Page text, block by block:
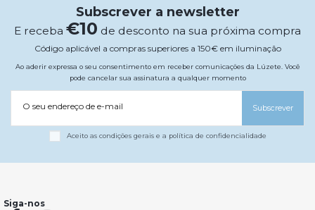
Subscrever a newsletter
E receba €10 de desconto na sua próxima compra
Código aplicável a compras superiores a 150€ em iluminação
Ao aderir expressa o seu consentimento em receber comunicações da Lúzete. Você
pode cancelar sua assinatura a qualquer momento
O seu endereço de e-mail Subscrever
Aceito as condições gerais e a política de confidencialidade
Siga-nos